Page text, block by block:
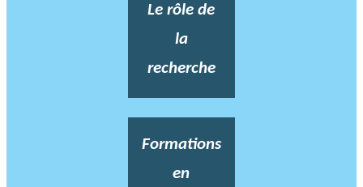
Le rôle de
la
recherche
Formations
en